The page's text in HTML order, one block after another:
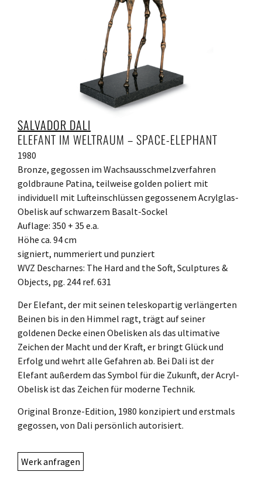
SALVADOR DALI
ELEFANT IM WELTRAUM – SPACE-ELEPHANT
1980
Bronze, gegossen im Wachsausschmelzverfahren
goldbraune Patina, teilweise golden poliert mit
individuell mit Lufteinschlüssen gegossenem Acrylglas-
Obelisk auf schwarzem Basalt-Sockel
Auflage: 350 + 35 e.a.
Höhe ca. 94 cm
signiert, nummeriert und punziert
WVZ Descharnes: The Hard and the Soft, Sculptures &
Objects, pg. 244 ref. 631
Der Elefant, der mit seinen teleskopartig verlängerten
Beinen bis in den Himmel ragt, trägt auf seiner
goldenen Decke einen Obelisken als das ultimative
Zeichen der Macht und der Kraft, er bringt Glück und
Erfolg und wehrt alle Gefahren ab. Bei Dali ist der
Elefant außerdem das Symbol für die Zukunft, der Acryl-
Obelisk ist das Zeichen für moderne Technik.
Original Bronze-Edition, 1980 konzipiert und erstmals
gegossen, von Dali persönlich autorisiert.
Werk anfragen